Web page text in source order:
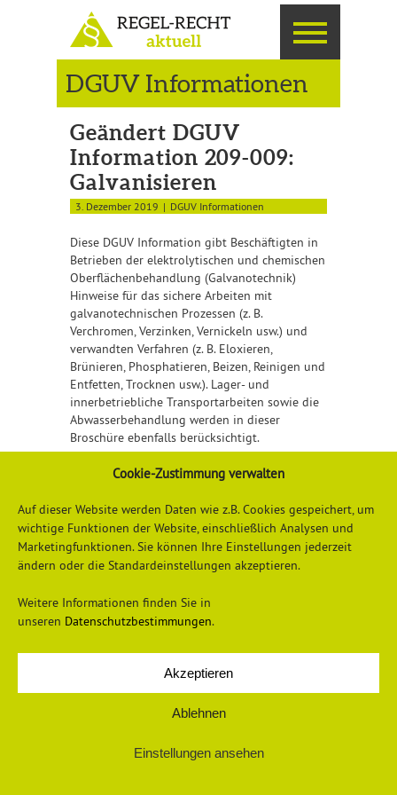
Cookie-Zustimmung verwalten
Auf dieser Website werden Daten wie z.B. Cookies gespeichert, um
wichtige Funktionen der Website, einschließlich Analysen und
Marketingfunktionen. Sie können Ihre Einstellungen jederzeit
ändern oder die Standardeinstellungen akzeptieren.
Weitere Informationen finden Sie in
unseren Datenschutzbestimmungen.
Akzeptieren
Ablehnen
Einstellungen ansehen
DGUV Informationen
Geändert DGUV
Information 209-009:
Galvanisieren
3. Dezember 2019 DGUV Informationen
Diese DGUV Information gibt Beschäftigten in
Betrieben der elektrolytischen und chemischen
Oberflächenbehandlung (Galvanotechnik)
Hinweise für das sichere Arbeiten mit
galvanotechnischen Prozessen (z. B.
Verchromen, Verzinken, Vernickeln usw.) und
verwandten Verfahren (z. B. Eloxieren,
Brünieren, Phosphatieren, Beizen, Reinigen und
Entfetten, Trocknen usw.). Lager- und
innerbetriebliche Transportarbeiten sowie die
Abwasserbehandlung werden in dieser
Broschüre ebenfalls berücksichtigt.
Detailliertere Informationen finden Siehier
© 2026 Universum Verlag